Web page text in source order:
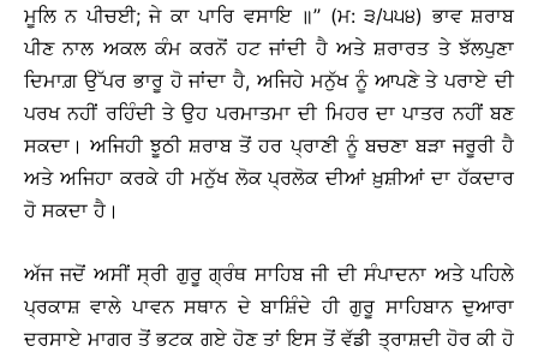
ਮੂਲਿ ਨ ਪੀਚਈ; ਜੇ ਕਾ ਪਾਰਿ ਵਸਾਇ ॥’’ (ਮ: ੩/੫੫੪) ਭਾਵ ਸ਼ਰਾਬ
ਪੀਣ ਨਾਲ ਅਕਲ ਕੰਮ ਕਰਨੋਂ ਹਟ ਜਾਂਦੀ ਹੈ ਅਤੇ ਸ਼ਰਾਰਤ ਤੇ ਝੱਲਪੁਣਾ
ਦਿਮਾਗ਼ ਉੱਪਰ ਭਾਰੂ ਹੋ ਜਾਂਦਾ ਹੈ, ਅਜਿਹੇ ਮਨੁੱਖ ਨੂੰ ਆਪਣੇ ਤੇ ਪਰਾਏ ਦੀ
ਪਰਖ ਨਹੀਂ ਰਹਿੰਦੀ ਤੇ ਉਹ ਪਰਮਾਤਮਾ ਦੀ ਮਿਹਰ ਦਾ ਪਾਤਰ ਨਹੀਂ ਬਣ
ਸਕਦਾ। ਅਜਿਹੀ ਝੂਠੀ ਸ਼ਰਾਬ ਤੋਂ ਹਰ ਪ੍ਰਾਣੀ ਨੂੰ ਬਚਣਾ ਬੜਾ ਜਰੂਰੀ ਹੈ
ਅਤੇ ਅਜਿਹਾ ਕਰਕੇ ਹੀ ਮਨੁੱਖ ਲੋਕ ਪ੍ਰਲੋਕ ਦੀਆਂ ਖ਼ੁਸ਼ੀਆਂ ਦਾ ਹੱਕਦਾਰ
ਹੋ ਸਕਦਾ ਹੈ।
ਅੱਜ ਜਦੋਂ ਅਸੀਂ ਸ੍ਰੀ ਗੁਰੂ ਗ੍ਰੰਥ ਸਾਹਿਬ ਜੀ ਦੀ ਸੰਪਾਦਨਾ ਅਤੇ ਪਹਿਲੇ
ਪ੍ਰਕਾਸ਼ ਵਾਲੇ ਪਾਵਨ ਸਥਾਨ ਦੇ ਬਾਸ਼ਿੰਦੇ ਹੀ ਗੁਰੂ ਸਾਹਿਬਾਨ ਦੁਆਰਾ
ਦਰਸਾਏ ਮਾਗਰ ਤੋਂ ਭਟਕ ਗਏ ਹੋਣ ਤਾਂ ਇਸ ਤੋਂ ਵੱਡੀ ਤ੍ਰਾਸ਼ਦੀ ਹੋਰ ਕੀ ਹੋ